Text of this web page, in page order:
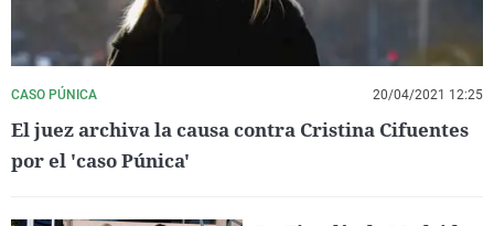
CASO PÚNICA 20/04/2021 12:25
El juez archiva la causa contra Cristina Cifuentes
por el 'caso Púnica'